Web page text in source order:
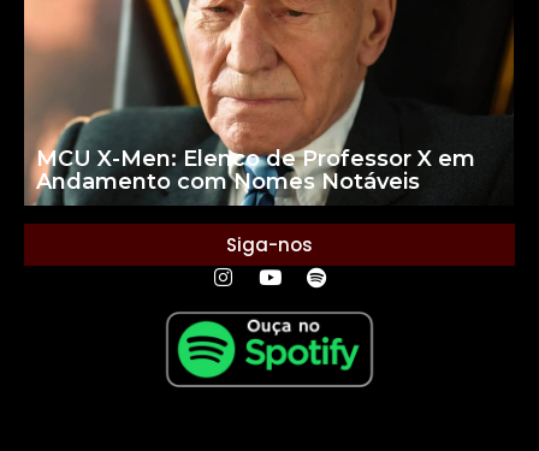
MCU X-Men: Elenco de Professor X em
Andamento com Nomes Notáveis
Siga-nos